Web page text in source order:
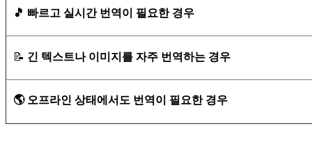
🎵 빠르고 실시간 번역이 필요한 경우
📝 긴 텍스트나 이미지를 자주 번역하는 경우
🌎 오프라인 상태에서도 번역이 필요한 경우